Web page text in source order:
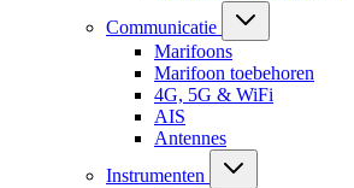
Communicatie
Marifoons
Marifoon toebehoren
4G, 5G & WiFi
AIS
Antennes
Instrumenten